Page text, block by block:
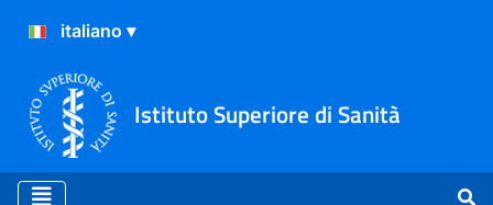
Istituto Superiore di Sanità